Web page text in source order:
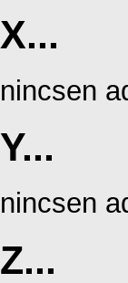
X...
nincsen
Y...
nincsen
Z...